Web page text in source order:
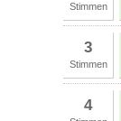
Stimmen
3
Stimmen
4